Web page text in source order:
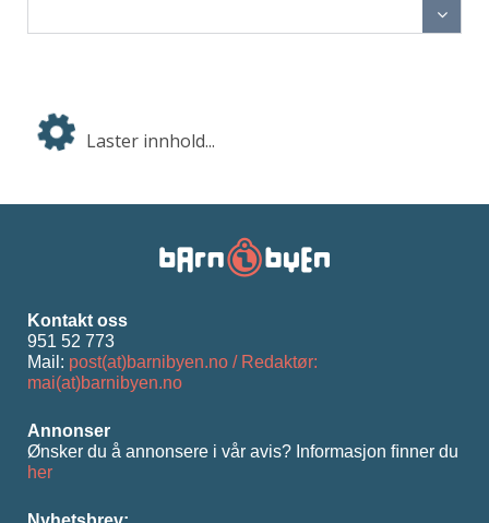
Laster innhold...
Kontakt oss
951 52 773
Mail: post(at)barnibyen.no / Redaktør:
mai(at)barnibyen.no
Annonser
Ønsker du å annonsere i vår avis? Informasjon ﬁnner du
her